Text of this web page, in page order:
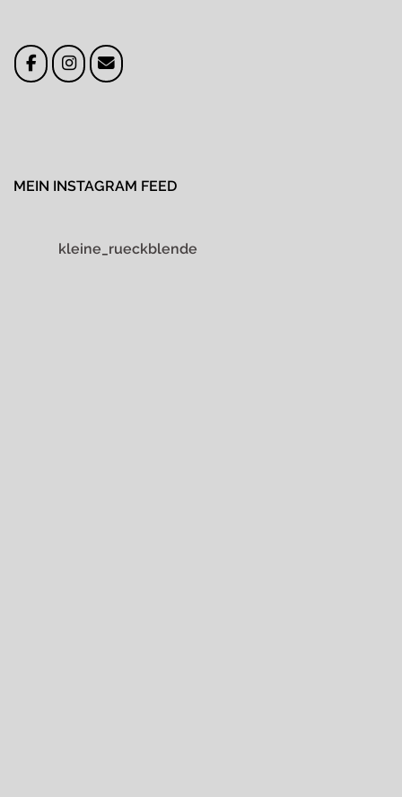
MEIN INSTAGRAM FEED
kleine_rueckblende